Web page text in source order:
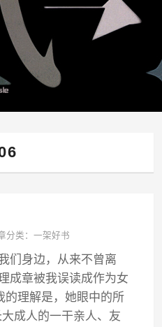
分类：一架好书
们身边，从来不曾离
成章被我误读成作为女
的理解是，她眼中的所
成人的一干亲人、友